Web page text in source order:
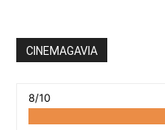
CINEMAGAVIA
8/10